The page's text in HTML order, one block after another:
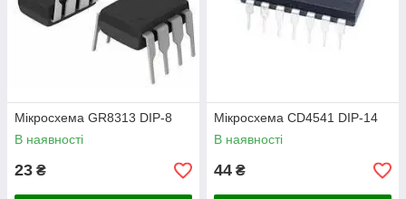
Мікросхема GR8313 DIP-8
В наявності
23 ₴
Мікросхема СD4541 DIP-14
В наявності
44 ₴